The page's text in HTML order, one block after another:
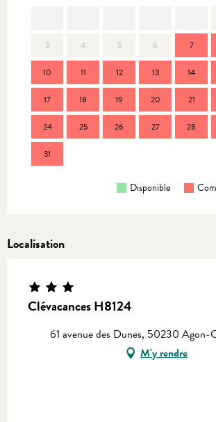
3 4 5 6 7
10 11 12 13 14
17 18 19 20 21
24 25 26 27 28
31
Disponible
Localisation
Clévacances H8124
61 avenue des Dunes, 50230 Agon-
M'y rendre